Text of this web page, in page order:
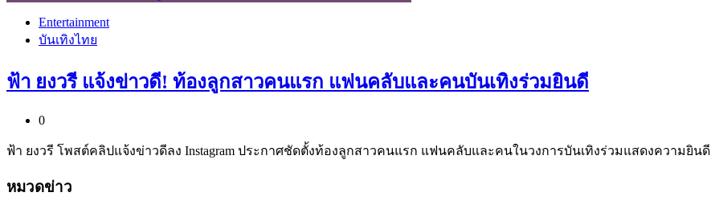
Entertainment
บันเทิงไทย
ฟ้า ยงวรี แจ้งข่าวดี! ท้องลูกสาวคนแรก แฟนคลับและคนบันเทิงร่วมยินดี
0
ฟ้า ยงวรี โพสต์คลิปแจ้งข่าวดีลง Instagram ประกาศชัดตั้งท้องลูกสาวคนแรก แฟนคลับและคนในวงการบันเทิงร่วมแสดงความยินดี
หมวดข่าว